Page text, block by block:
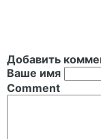
Добавить
Ваше имя
Comment